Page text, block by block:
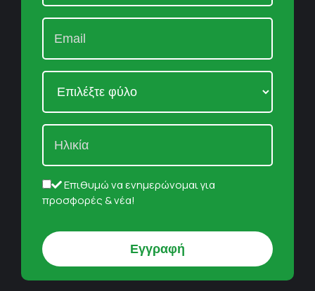
Επιθυμώ να ενημερώνομαι για
προσφορές & νέα!